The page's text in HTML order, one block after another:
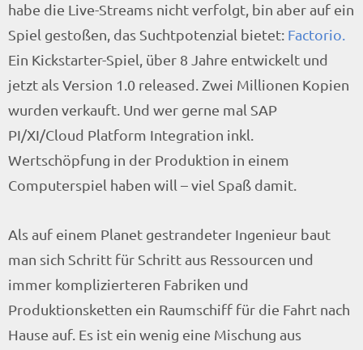
habe die Live-Streams nicht verfolgt, bin aber auf ein
Spiel gestoßen, das Suchtpotenzial bietet: Factorio.
Ein Kickstarter-Spiel, über 8 Jahre entwickelt und
jetzt als Version 1.0 released. Zwei Millionen Kopien
wurden verkauft. Und wer gerne mal SAP
PI/XI/Cloud Platform Integration inkl.
Wertschöpfung in der Produktion in einem
Computerspiel haben will – viel Spaß damit.
Als auf einem Planet gestrandeter Ingenieur baut
man sich Schritt für Schritt aus Ressourcen und
immer komplizierteren Fabriken und
Produktionsketten ein Raumschiff für die Fahrt nach
Hause auf. Es ist ein wenig eine Mischung aus